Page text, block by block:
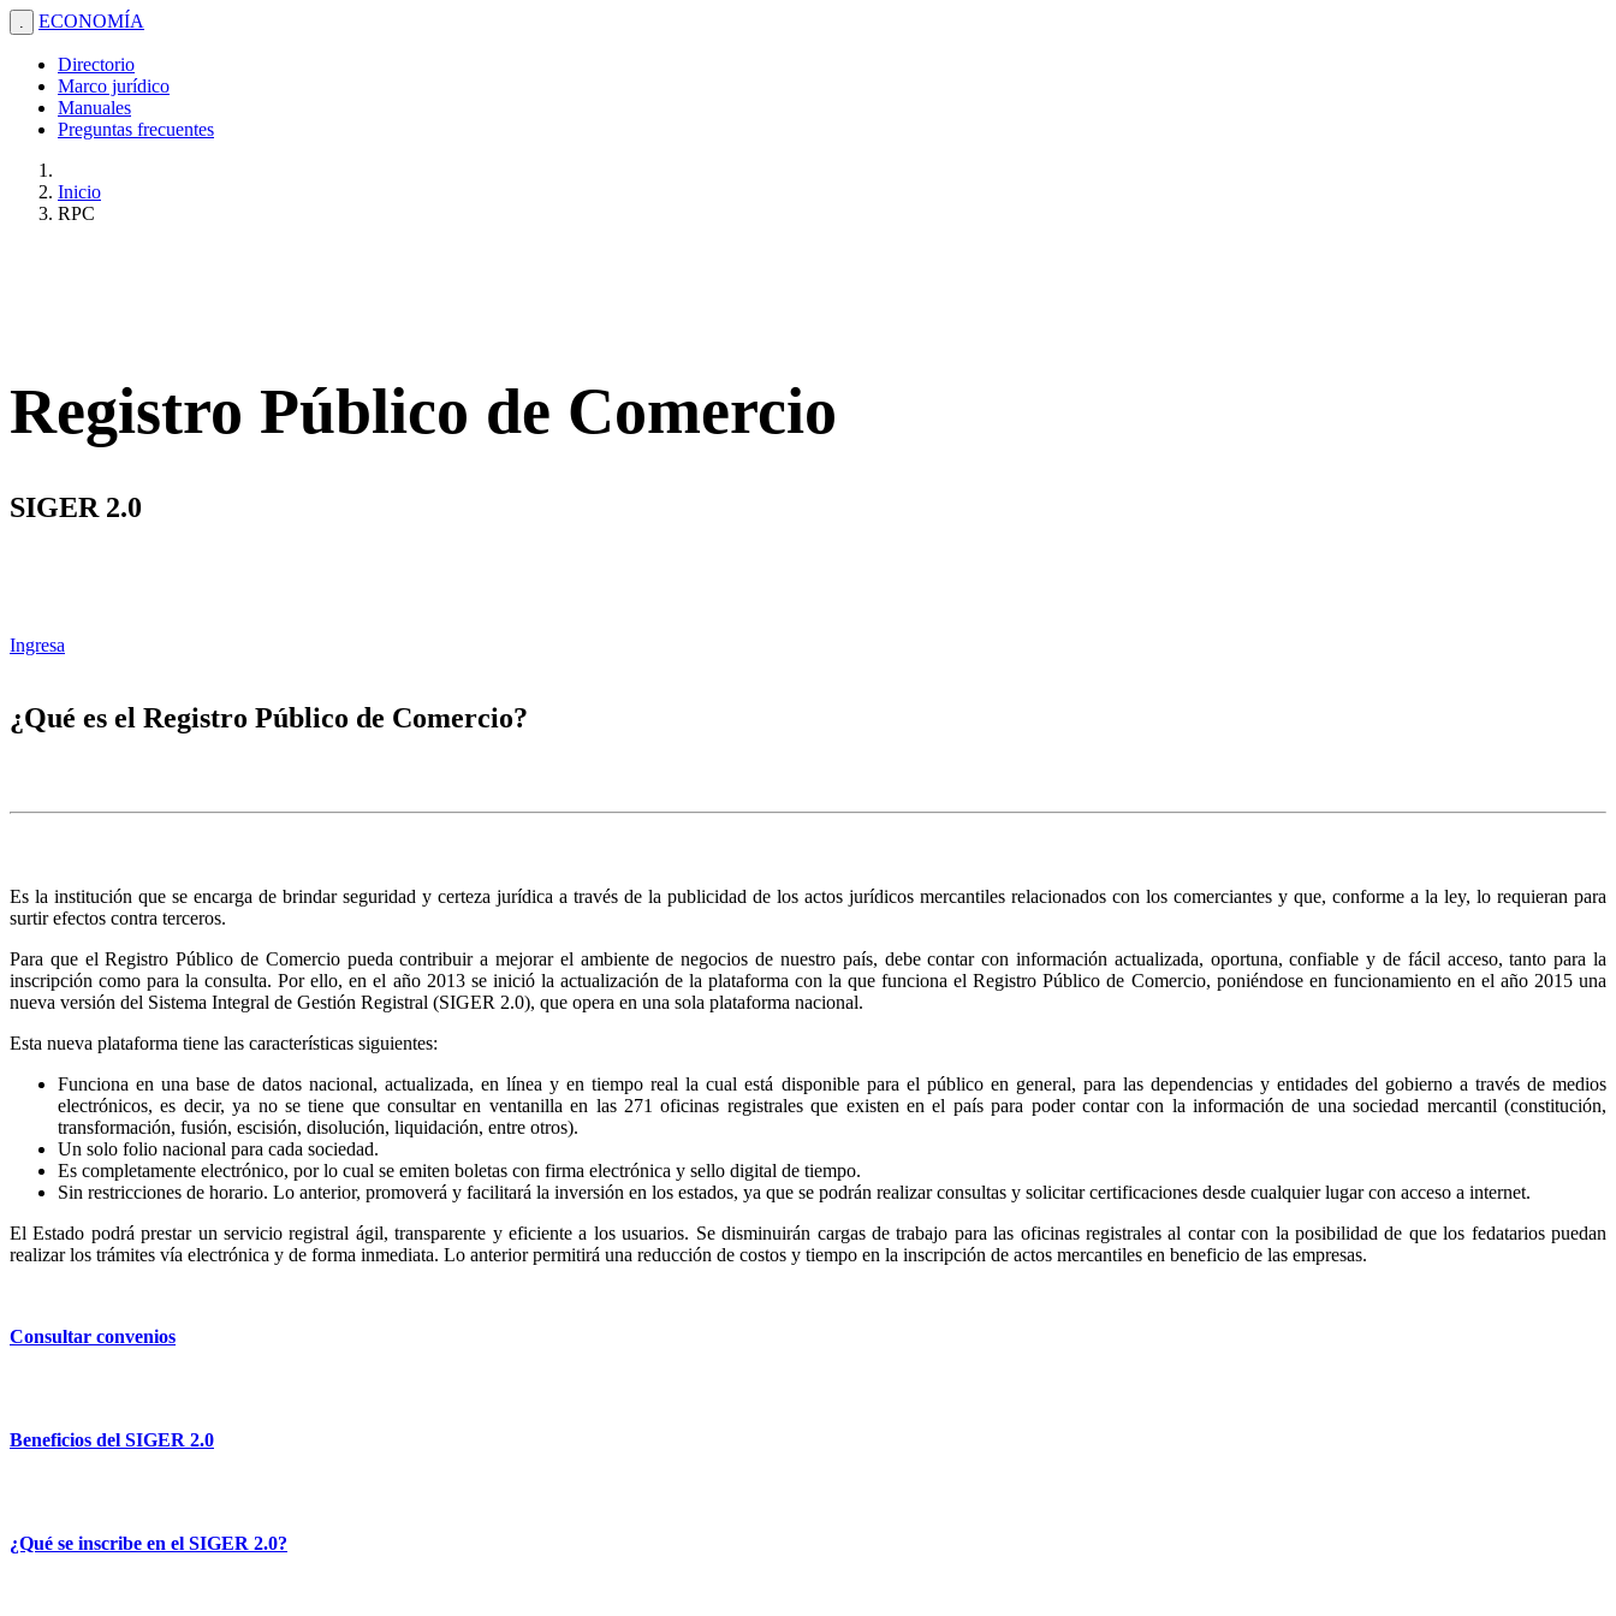
. ECONOMÍA
Directorio
Marco jurídico
Manuales
Preguntas frecuentes
Inicio
RPC
Registro Público de Comercio
SIGER 2.0
Ingresa
¿Qué es el Registro Público de Comercio?
Es la institución que se encarga de brindar seguridad y certeza jurídica a través de la publicidad de los actos jurídicos mercantiles relacionados con los comerciantes y que, conforme a la ley, lo requieran para
surtir efectos contra terceros.
Para que el Registro Público de Comercio pueda contribuir a mejorar el ambiente de negocios de nuestro país, debe contar con información actualizada, oportuna, confiable y de fácil acceso, tanto para la
inscripción como para la consulta. Por ello, en el año 2013 se inició la actualización de la plataforma con la que funciona el Registro Público de Comercio, poniéndose en funcionamiento en el año 2015 una
nueva versión del Sistema Integral de Gestión Registral (SIGER 2.0), que opera en una sola plataforma nacional.
Esta nueva plataforma tiene las características siguientes:
Funciona en una base de datos nacional, actualizada, en línea y en tiempo real la cual está disponible para el público en general, para las dependencias y entidades del gobierno a través de medios
electrónicos, es decir, ya no se tiene que consultar en ventanilla en las 271 oficinas registrales que existen en el país para poder contar con la información de una sociedad mercantil (constitución,
transformación, fusión, escisión, disolución, liquidación, entre otros).
Un solo folio nacional para cada sociedad.
Es completamente electrónico, por lo cual se emiten boletas con firma electrónica y sello digital de tiempo.
Sin restricciones de horario. Lo anterior, promoverá y facilitará la inversión en los estados, ya que se podrán realizar consultas y solicitar certificaciones desde cualquier lugar con acceso a internet.
El Estado podrá prestar un servicio registral ágil, transparente y eficiente a los usuarios. Se disminuirán cargas de trabajo para las oficinas registrales al contar con la posibilidad de que los fedatarios puedan
realizar los trámites vía electrónica y de forma inmediata. Lo anterior permitirá una reducción de costos y tiempo en la inscripción de actos mercantiles en beneficio de las empresas.
Consultar convenios
Beneficios del SIGER 2.0
¿Qué se inscribe en el SIGER 2.0?